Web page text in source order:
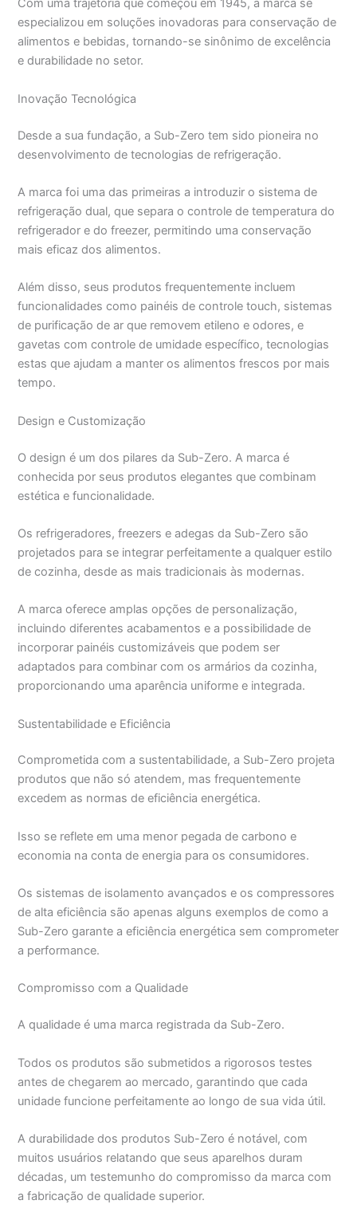
Com uma trajetória que começou em 1945, a marca se
especializou em soluções inovadoras para conservação de
alimentos e bebidas, tornando-se sinônimo de excelência
e durabilidade no setor.
Inovação Tecnológica
Desde a sua fundação, a Sub-Zero tem sido pioneira no
desenvolvimento de tecnologias de refrigeração.
A marca foi uma das primeiras a introduzir o sistema de
refrigeração dual, que separa o controle de temperatura do
refrigerador e do freezer, permitindo uma conservação
mais eficaz dos alimentos.
Além disso, seus produtos frequentemente incluem
funcionalidades como painéis de controle touch, sistemas
de purificação de ar que removem etileno e odores, e
gavetas com controle de umidade específico, tecnologias
estas que ajudam a manter os alimentos frescos por mais
tempo.
Design e Customização
O design é um dos pilares da Sub-Zero. A marca é
conhecida por seus produtos elegantes que combinam
estética e funcionalidade.
Os refrigeradores, freezers e adegas da Sub-Zero são
projetados para se integrar perfeitamente a qualquer estilo
de cozinha, desde as mais tradicionais às modernas.
A marca oferece amplas opções de personalização,
incluindo diferentes acabamentos e a possibilidade de
incorporar painéis customizáveis que podem ser
adaptados para combinar com os armários da cozinha,
proporcionando uma aparência uniforme e integrada.
Sustentabilidade e Eficiência
Comprometida com a sustentabilidade, a Sub-Zero projeta
produtos que não só atendem, mas frequentemente
excedem as normas de eficiência energética.
Isso se reflete em uma menor pegada de carbono e
economia na conta de energia para os consumidores.
Os sistemas de isolamento avançados e os compressores
de alta eficiência são apenas alguns exemplos de como a
Sub-Zero garante a eficiência energética sem comprometer
a performance.
Compromisso com a Qualidade
A qualidade é uma marca registrada da Sub-Zero.
Todos os produtos são submetidos a rigorosos testes
antes de chegarem ao mercado, garantindo que cada
unidade funcione perfeitamente ao longo de sua vida útil.
A durabilidade dos produtos Sub-Zero é notável, com
muitos usuários relatando que seus aparelhos duram
décadas, um testemunho do compromisso da marca com
a fabricação de qualidade superior.